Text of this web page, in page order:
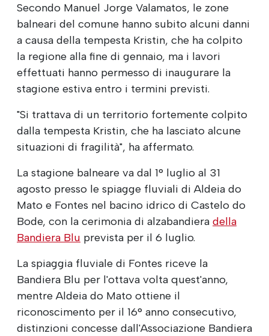
Secondo Manuel Jorge Valamatos, le zone
balneari del comune hanno subito alcuni danni
a causa della tempesta Kristin, che ha colpito
la regione alla fine di gennaio, ma i lavori
effettuati hanno permesso di inaugurare la
stagione estiva entro i termini previsti.
"Si trattava di un territorio fortemente colpito
dalla tempesta Kristin, che ha lasciato alcune
situazioni di fragilità", ha affermato.
La stagione balneare va dal 1° luglio al 31
agosto presso le spiagge fluviali di Aldeia do
Mato e Fontes nel bacino idrico di Castelo do
Bode, con la cerimonia di alzabandiera della
Bandiera Blu prevista per il 6 luglio.
La spiaggia fluviale di Fontes riceve la
Bandiera Blu per l'ottava volta quest'anno,
mentre Aldeia do Mato ottiene il
riconoscimento per il 16° anno consecutivo,
distinzioni concesse dall'Associazione Bandiera